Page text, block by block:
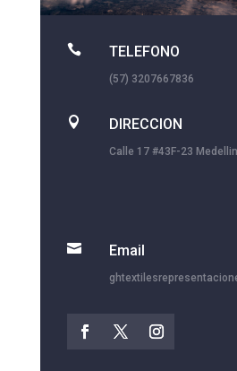
 TELEFONO
(57) 3207667836
 DIRECCION
Calle 17 #43F-23
 Email